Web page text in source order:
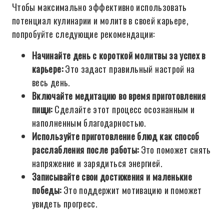
Чтобы максимально эффективно использовать
потенциал кулинарии и молитв в своей карьере,
попробуйте следующие рекомендации:
Начинайте день с короткой молитвы за успех в
карьере:Это задаст правильный настрой на
весь день.
Включайте медитацию во время приготовления
пищи:Сделайте этот процесс осознанным и
наполненным благодарностью.
Используйте приготовление блюд как способ
расслабления после работы:Это поможет снять
напряжение и зарядиться энергией.
Записывайте свои достижения и маленькие
победы:Это поддержит мотивацию и поможет
увидеть прогресс.